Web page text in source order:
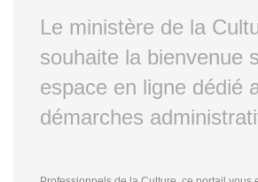
Le ministère de la
souhaite la bienvenue
espace en ligne dédié
démarches